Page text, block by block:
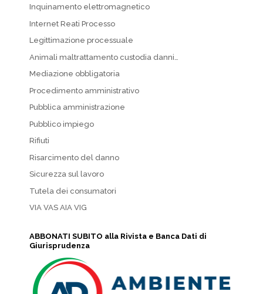
Inquinamento elettromagnetico
Internet Reati Processo
Legittimazione processuale
Animali maltrattamento custodia danni…
Mediazione obbligatoria
Procedimento amministrativo
Pubblica amministrazione
Pubblico impiego
Rifiuti
Risarcimento del danno
Sicurezza sul lavoro
Tutela dei consumatori
VIA VAS AIA VIG
ABBONATI SUBITO alla Rivista e Banca Dati di
Giurisprudenza